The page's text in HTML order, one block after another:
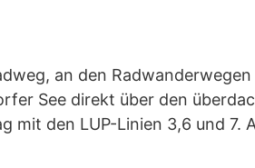
an den
See direkt über den
mit den LUP-Linien 3,6 und 7.